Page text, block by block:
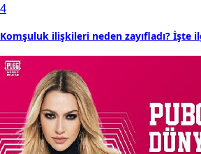
4
Komşuluk ilişkileri neden zayıfladı? İşte